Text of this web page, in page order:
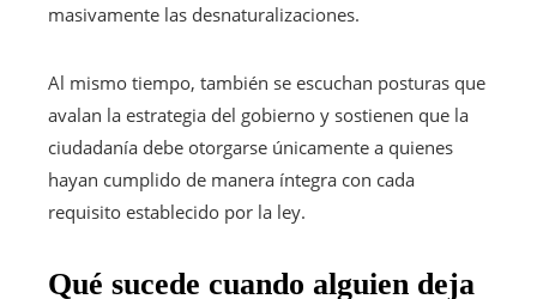
masivamente las desnaturalizaciones.
Al mismo tiempo, también se escuchan posturas que
avalan la estrategia del gobierno y sostienen que la
ciudadanía debe otorgarse únicamente a quienes
hayan cumplido de manera íntegra con cada
requisito establecido por la ley.
Qué sucede cuando alguien deja